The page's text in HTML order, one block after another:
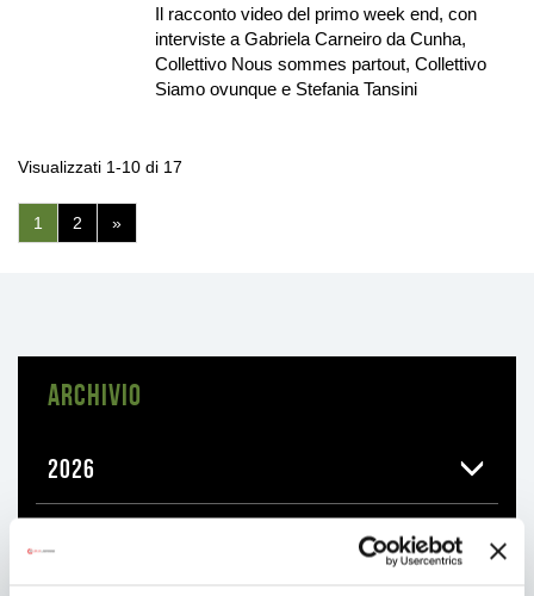
Il racconto video del primo week end, con
interviste a Gabriela Carneiro da Cunha,
Collettivo Nous sommes partout, Collettivo
Siamo ovunque e Stefania Tansini
Visualizzati 1-10 di 17
1
(pagina
corrente)
2 »
ARCHIVIO
2026
2025